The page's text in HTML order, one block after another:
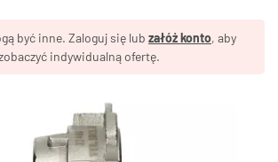
być inne. Zaloguj się lub załóż konto, aby
indywidualną ofertę.